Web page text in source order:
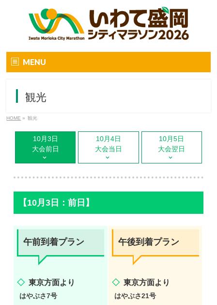
MENU
大会要項
大会要項
オンラインマラソン
大会の特徴
大会コンセプト
エントリー
ふるさと納税エントリー
Run Japan entry
コース&アクセス
観光
HOME » 観光
10月3日
大会前日
10月4日
大会当日
10月5日
大会翌日
【10月3日：前日】
午前到着プラン
東京方面より
はやぶさ7号
午後到着プラン
東京方面より
はやぶさ21号